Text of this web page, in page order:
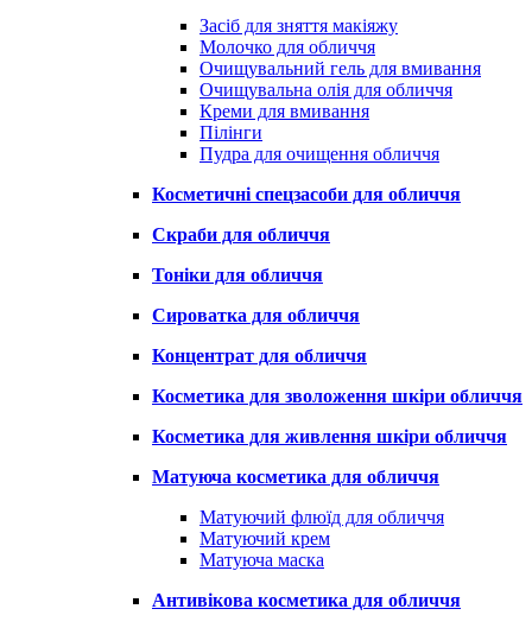
Засіб для зняття макіяжу
Молочко для обличчя
Очищувальний гель для вмивання
Очищувальна олія для обличчя
Креми для вмивання
Пілінги
Пудра для очищення обличчя
Косметичні спецзасоби для обличчя
Скраби для обличчя
Тоніки для обличчя
Сироватка для обличчя
Концентрат для обличчя
Косметика для зволоження шкіри обличчя
Косметика для живлення шкіри обличчя
Матуюча косметика для обличчя
Матуючий флюїд для обличчя
Матуючий крем
Матуюча маска
Антивікова косметика для обличчя